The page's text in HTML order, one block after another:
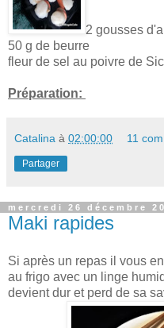
2 gousses
50 g de beurre
fleur de sel au poivre de
Préparation:
Catalina à 02:00:00 11
Partager
mercredi 26 décembre
Maki rapides
Si après un repas il vous
au frigo avec un linge
devient dur et perd de sa